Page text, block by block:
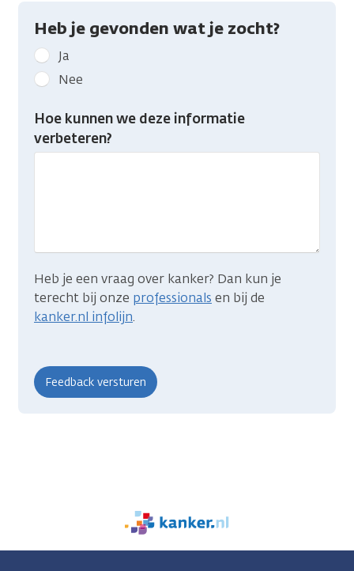
Heb je gevonden wat je zocht?
Geef
kanker.nl
feedback:
Heb
gevonden
Ja
Nee
Hoe kunnen we deze informatie
verbeteren?
Heb je een vraag over kanker? Dan kun je
terecht bij onze professionals en bij de
kanker.nl infolijn.
We
zijn